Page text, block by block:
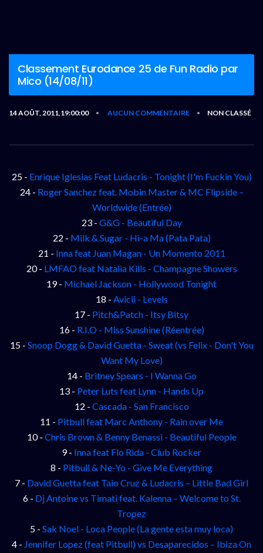
Classement Eurodance 25 de Fun Radio par
Mico (14/08/11)
14 AOÛT, 2011,19:00:00 • AUCUN COMMENTAIRE • NON CLASSÉ
25 - Enrique Iglesias Feat Ludacris - Tonight (I'm Fuckin You)
24 - Roger Sanchez feat. Mobin Master & MC Flipside –
Worldwide (Entrée)
23 - G&G - Beautiful Day
22 - Milk & Sugar - Hi-a Ma (Pata Pata)
21 - Inna feat Juan Magan - Un Momento 2011
20 - LMFAO feat Natalia Kills - Champagne Showers
19 - Michael Jackson - Hollywood Tonight
18 - Avicii - Levels
17 - Pitch&Patch - Itsy Bitsy
16 - R.I.O - Miss Sunshine (Réentrée)
15 - Snoop Dogg & David Guetta - Sweat (vs Felix - Don't You
Want My Love)
14 - Britney Spears - I Wanna Go
13 - Peter Luts feat Lynn - Hands Up
12 - Cascada - San Francisco
11 - Pitbull feat Marc Anthony - Rain over Me
10 - Chris Brown & Benny Benassi - Beautiful People
9 - Inna feat Flo Rida - Club Rocker
8 - Pitbull & Ne-Yo - Give Me Everything
7 - David Guetta feat Taio Cruz & Ludacris – Little Bad Girl
6 - Dj Antoine vs Timati feat. Kalenna – Welcome to St.
Tropez
5 - Sak Noel - Loca People (La gente esta muy loca)
4 - Jennifer Lopez (feat Pitbull) vs Desaparecidos – Ibiza On